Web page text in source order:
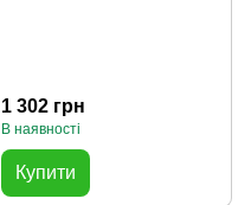
1 302 грн
В наявності
Купити